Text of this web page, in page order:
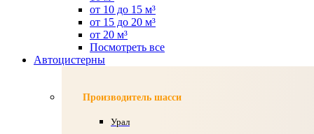
от 10 до 15 м³
от 15 до 20 м³
от 20 м³
Посмотреть все
Автоцистерны
Производитель шасси
Урал